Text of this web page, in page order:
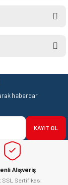
haberdar
KAYIT OL
Alışveriş
SSL Sertifikası